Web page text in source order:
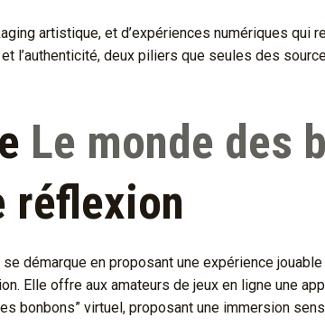
artistique, et d’expériences numériques qui
l’authenticité, deux piliers que seules des
Le monde des
réflexion
démarque en proposant une expérience jouable
Elle offre aux amateurs de jeux en ligne une
bonbons” virtuel, proposant une immersion